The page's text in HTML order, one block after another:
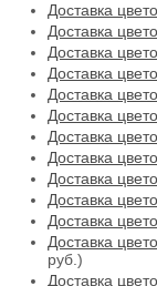
Доставка
Доставка
Доставка
Доставка
Доставка
Доставка
Доставка
Доставка
Доставка
Доставка
Доставка
Доставка
руб.)
Доставка